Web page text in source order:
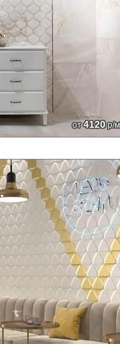
от4120р/